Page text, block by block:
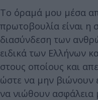
To όραμά μου μέσα
πρωτοβουλία είναι η
διασύνδεση των
ειδικά των Ελλήνων
στους οποίους και
ώστε να μην βιώνουν
να νιώθουν ασφάλεια